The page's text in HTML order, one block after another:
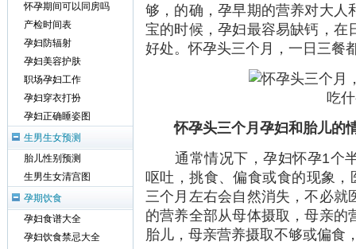
够，的确，孕早期的营养对大人
宝的时候，孕妇最容易缺钙，在
好处。怀孕头三个月，一日三餐
怀孕头三个月孕妇和胎儿的
通常情况下，孕妇怀孕1个半
呕吐，挑食、偏食或食的现象，
三个月左右会自然消失，不必就
的营养全部从母体摄取，母亲的
胎儿，母亲营养摄取不够或偏食
怀孕期间可以同房吗
产检时间表
孕妇防辐射
孕妇美容护肤
职场孕妇工作
孕妇穿衣打扮
孕妇正确睡姿图
生男生女预测
胎儿性别预测
生男生女清宫图
孕期饮食
孕妇食谱大全
孕妇饮食禁忌大全